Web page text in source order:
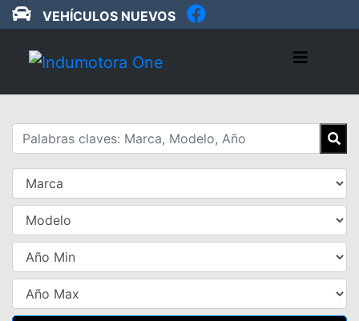
VEHÍCULOS NUEVOS